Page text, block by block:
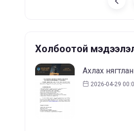
Холбоотой
Ахлах
2026-04-29